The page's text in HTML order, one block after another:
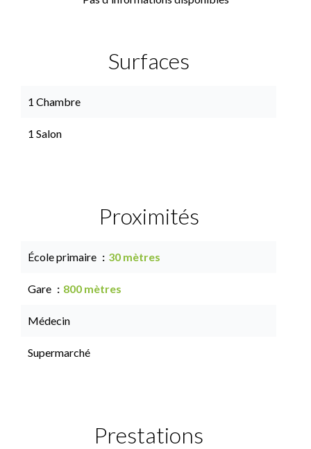
Surfaces
1 Chambre
1 Salon
Proximités
École primaire 30 mètres
Gare 800 mètres
Médecin
Supermarché
Prestations